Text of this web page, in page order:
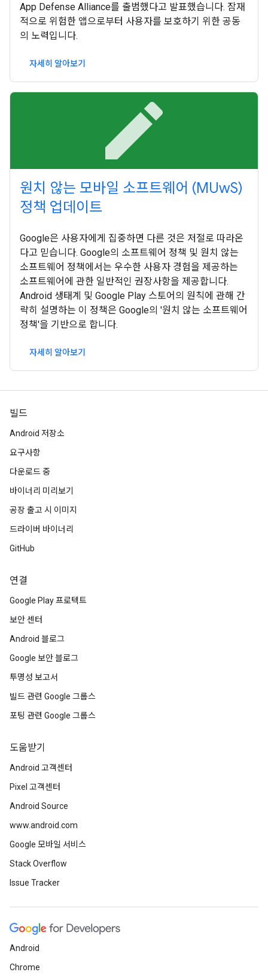
App Defense Alliance를 출범했다고 발표했습니다. 잠재
적으로 위험한 앱으로부터 사용자를 보호하기 위한 공동
의 노력입니다.
자세히 알아보기
edit
원치 않는 모바일 소프트웨어 (MUwS)
정책 업데이트
Google은 사용자에게 집중하면 다른 것은 저절로 따라온
다고 믿습니다. Google의 소프트웨어 정책 및 원치 않는
소프트웨어 정책에서는 우수한 사용자 경험을 제공하는
소프트웨어에 관한 일반적인 권장사항을 제공합니다.
Android 생태계 및 Google Play 스토어의 원칙에 관해 간
략히 설명하는 이 정책은 Google의 '원치 않는 소프트웨어
정책'을 기반으로 합니다.
자세히 알아보기
빌드
Android 저장소
요구사항
다운로드 중
바이너리 미리보기
공장 출고 시 이미지
드라이버 바이너리
GitHub
연결
Google Play 프로텍트
보안 센터
Android 블로그
Google 보안 블로그
투명성 보고서
빌드 관련 Google 그룹스
포팅 관련 Google 그룹스
도움받기
Android 고객센터
Pixel 고객센터
Android Source
www.android.com
Google 모바일 서비스
Stack Overflow
Issue Tracker
Android
Chrome